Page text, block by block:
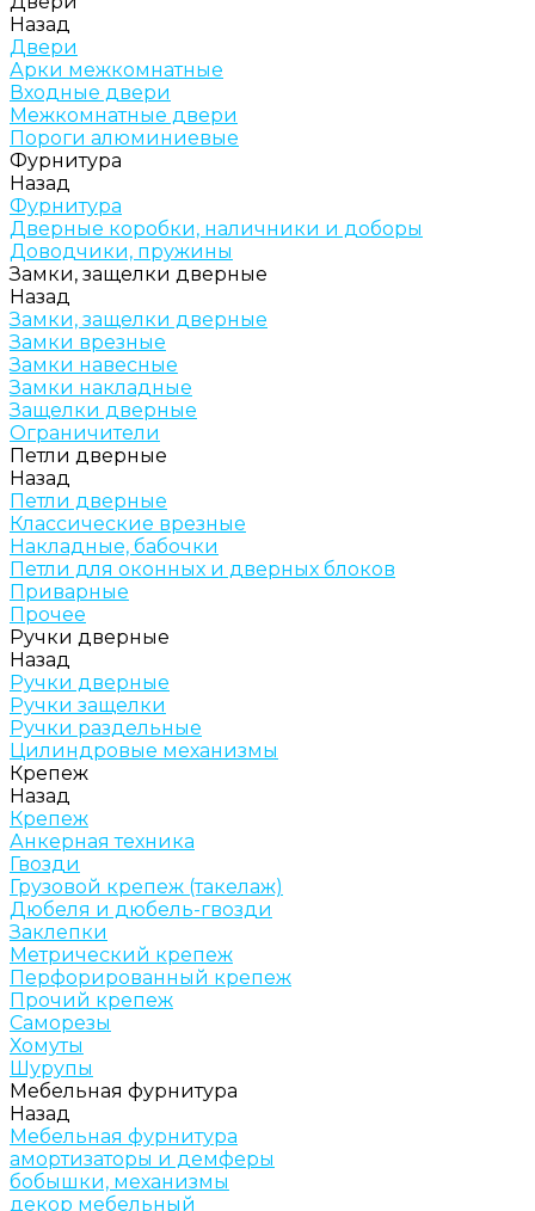
Назад
Двери
Арки межкомнатные
Входные двери
Межкомнатные двери
Пороги алюминиевые
Фурнитура
Назад
Фурнитура
Дверные коробки, наличники и доборы
Доводчики, пружины
Замки, защелки дверные
Назад
Замки, защелки дверные
Замки врезные
Замки навесные
Замки накладные
Защелки дверные
Ограничители
Петли дверные
Назад
Петли дверные
Классические врезные
Накладные, бабочки
Петли для оконных и дверных блоков
Приварные
Прочее
Ручки дверные
Назад
Ручки дверные
Ручки защелки
Ручки раздельные
Цилиндровые механизмы
Крепеж
Назад
Крепеж
Анкерная техника
Гвозди
Грузовой крепеж (такелаж)
Дюбеля и дюбель-гвозди
Заклепки
Метрический крепеж
Перфорированный крепеж
Прочий крепеж
Саморезы
Хомуты
Шурупы
Мебельная фурнитура
Назад
Мебельная фурнитура
амортизаторы и демферы
бобышки, механизмы
декор мебельный